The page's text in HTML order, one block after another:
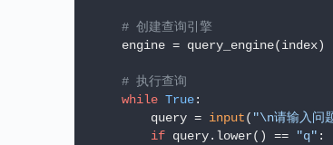
# 创建查询引擎
    engine = query_engine(index)
# 执行查询
while True:
        query =
input( "\n请输入问
if query.lower() == "q" :